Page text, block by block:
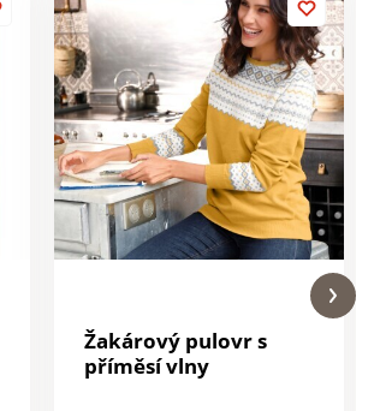
Žakárový pulovr s
příměsí vlny